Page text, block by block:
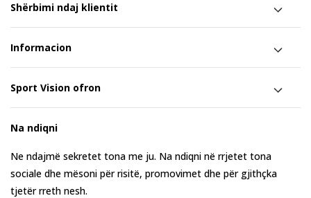
Shërbimi ndaj klientit
Informacion
Sport Vision ofron
Na ndiqni
Ne ndajmë sekretet tona me ju. Na ndiqni në rrjetet tona
sociale dhe mësoni për risitë, promovimet dhe për gjithçka
tjetër rreth nesh.